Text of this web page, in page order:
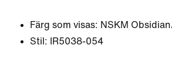
Färg som visas: NSKM
Stil:
IR5038-054